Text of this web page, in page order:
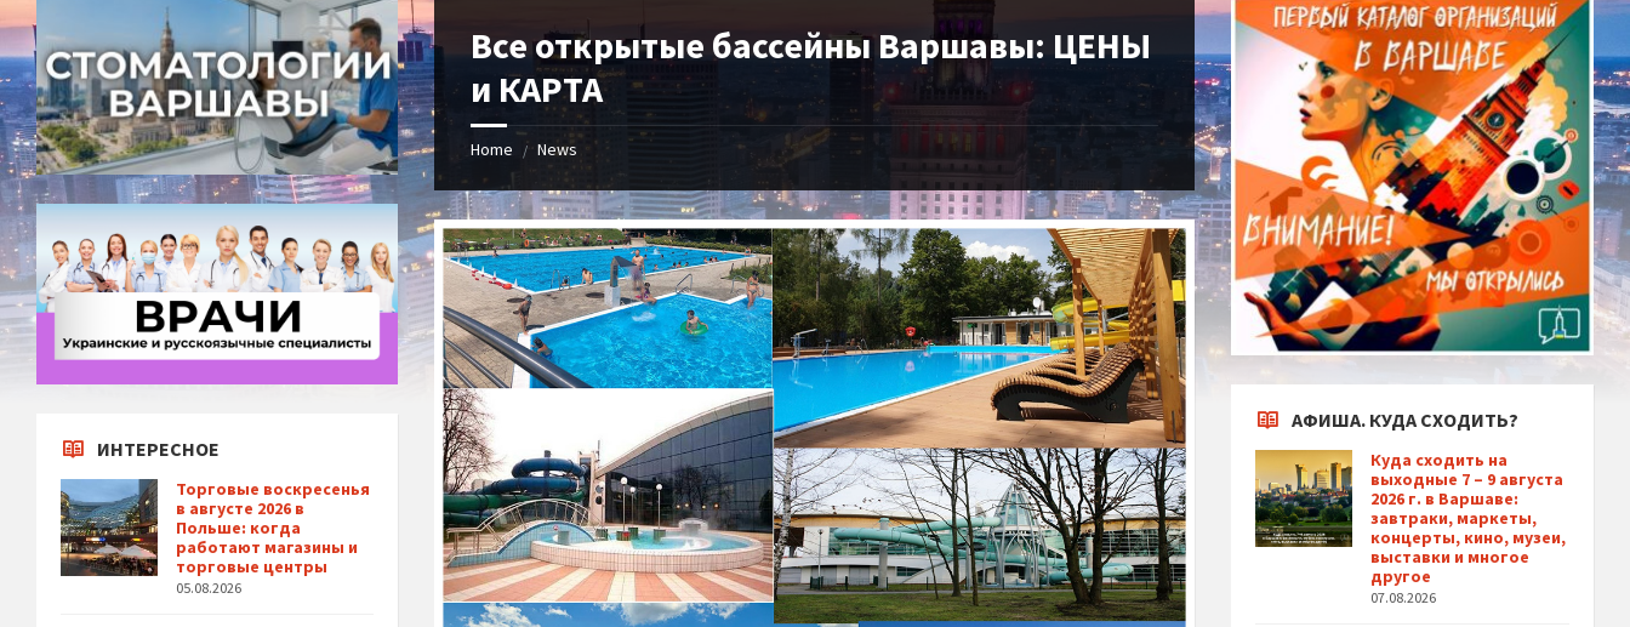
Все открытые бассейны Варшавы: ЦЕНЫ
и КАРТА
Home / News
ИНТЕРЕСНОЕ
Торговые воскресенья
в августе 2026 в
Польше: когда
работают магазины и
торговые центры
05.08.2026
АФИША. КУДА СХОДИТЬ?
Куда сходить на
выходные 7 – 9 августа
2026 г. в Варшаве:
завтраки, маркеты,
концерты, кино, музеи,
выставки и многое
другое
07.08.2026